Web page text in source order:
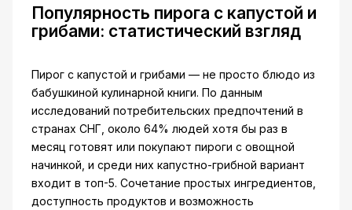
Популярность пирога с капустой и
грибами: статистический взгляд
Пирог с капустой и грибами — не просто блюдо из
бабушкиной кулинарной книги. По данным
исследований потребительских предпочтений в
странах СНГ, около 64% людей хотя бы раз в
месяц готовят или покупают пироги с овощной
начинкой, и среди них капустно-грибной вариант
входит в топ-5. Сочетание простых ингредиентов,
доступность продуктов и возможность